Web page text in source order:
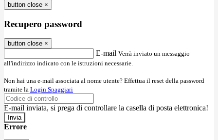
button close ×
Recupero password
button close ×
E-mail Verrà inviato un messaggio
all'indirizzo indicato con le istruzioni necessarie.
Non hai una e-mail associata al nome utente? Effettua il reset della password
tramite la Login Spaggiari
E-mail inviata, si prega di controllare la casella di posta elettronica!
Errore